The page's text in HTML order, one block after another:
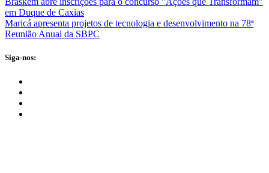
em Duque de Caxias
Maricá apresenta projetos de tecnologia e desenvolvimento na 78ª
Reunião Anual da SBPC
Siga-nos: